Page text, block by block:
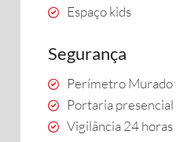
Espaço kids
Segurança
Perímetro Murado
Portaria presencial
Vigilância 24 horas